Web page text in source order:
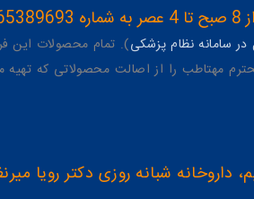
سامانه نظام پزشکی). تمام محصولات این
مهتاطب را از اصالت محصولاتی که تهیه
داروخانه شبانه روزی دکتر رویا